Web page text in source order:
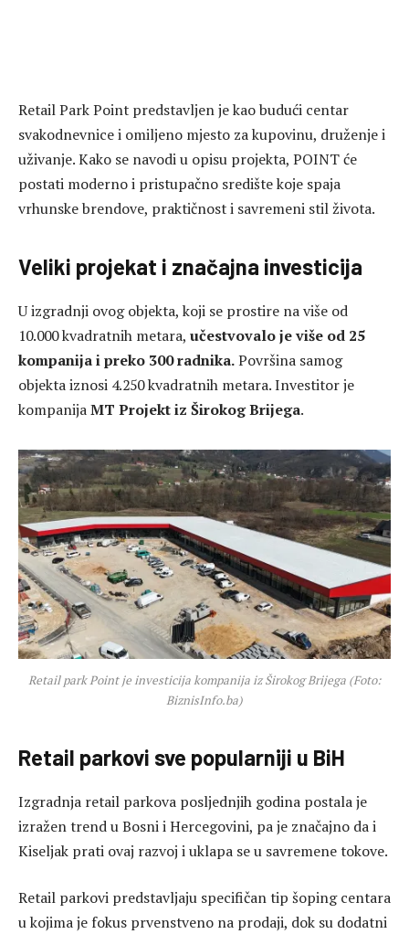
Retail Park Point predstavljen je kao budući centar
svakodnevnice i omiljeno mjesto za kupovinu, druženje i
uživanje. Kako se navodi u opisu projekta, POINT će
postati moderno i pristupačno središte koje spaja
vrhunske brendove, praktičnost i savremeni stil života.
Veliki projekat i značajna investicija
U izgradnji ovog objekta, koji se prostire na više od
10.000 kvadratnih metara, učestvovalo je više od 25
kompanija i preko 300 radnika.Površina samog
objekta iznosi 4.250 kvadratnih metara. Investitor je
kompanijaMT Projektiz Širokog Brijega.
Retail park Point je investicija kompanija iz Širokog Brijega (Foto:
BiznisInfo.ba)
Retail parkovi sve popularniji u BiH
Izgradnja retail parkova posljednjih godina postala je
izražen trend u Bosni i Hercegovini, pa je značajno da i
Kiseljak prati ovaj razvoj i uklapa se u savremene tokove.
Retail parkovi predstavljaju specifičan tip šoping centara
u kojima je fokus prvenstveno na prodaji, dok su dodatni